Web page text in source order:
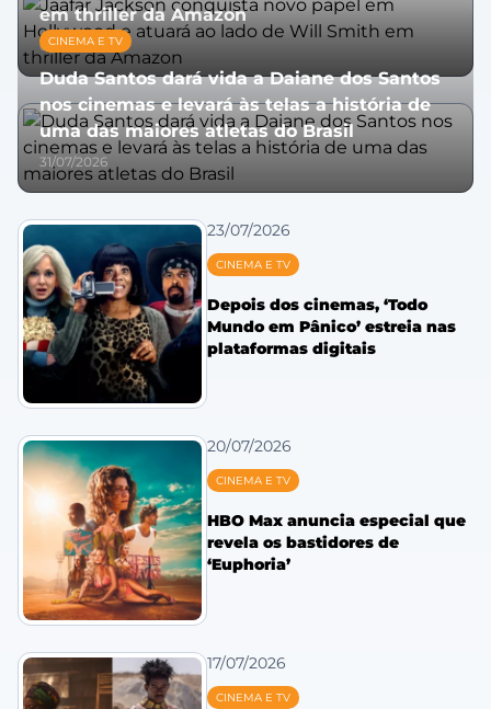
em thriller da Amazon
06/08/2026
CINEMA E TV
Duda Santos dará vida a Daiane dos Santos
nos cinemas e levará às telas a história de
uma das maiores atletas do Brasil
31/07/2026
23/07/2026
CINEMA E TV
Depois dos cinemas, ‘Todo
Mundo em Pânico’ estreia nas
plataformas digitais
20/07/2026
CINEMA E TV
HBO Max anuncia especial que
revela os bastidores de
‘Euphoria’
17/07/2026
CINEMA E TV